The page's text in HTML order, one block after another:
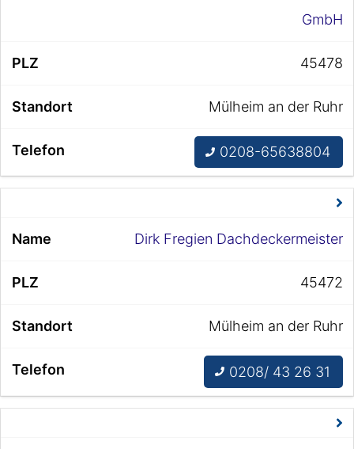
GmbH
45478
Mülheim an der Ruhr
0208-65638804
Dirk Fregien Dachdeckermeister
45472
Mülheim an der Ruhr
0208/ 43 26 31